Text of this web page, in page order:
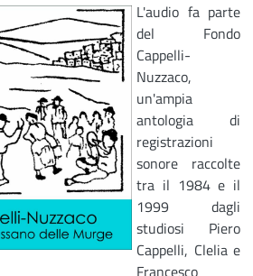
L'audio fa parte
del Fondo
Cappelli-
Nuzzaco,
un'ampia
antologia di
registrazioni
sonore raccolte
tra il 1984 e il
1999 dagli
studiosi Piero
Cappelli, Clelia e
Francesco